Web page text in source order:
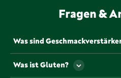
Fragen &
Was sind
Als Geschmackverstärker
Lebensmittelzusatzstoffe
Was ist Gluten?